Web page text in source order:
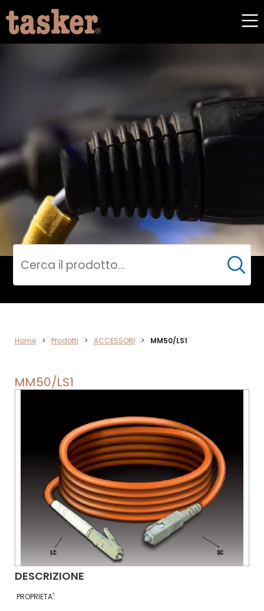
ACCESSORI
Cerca
Home > Prodotti > ACCESSORI > MM50/LS1
MM50/LS1
DESCRIZIONE
PROPRIETA':